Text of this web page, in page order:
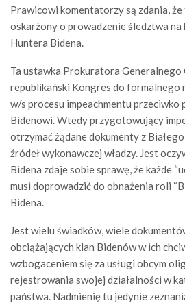
Prawicowi komentatorzy są zdania,
oskarżony o prowadzenie śledztwa
Huntera Bidena.
Ta ustawka Prokuratora Generalnego
republikański Kongres do formalnego
w/s procesu impeachmentu przeciwko
Bidenowi. Wtedy przygotowujący
otrzymać żądane dokumenty z
źródeł wykonawczej władzy. Jest
Bidena zdaje sobie sprawę, że każde
musi doprowadzić do obnażenia roli
Bidena.
Jest wielu świadków, wiele
obciążających klan Bidenów w ich
wzbogaceniem się za usługi obcym
rejestrowania swojej działalności w
państwa. Nadmienię tu jedynie